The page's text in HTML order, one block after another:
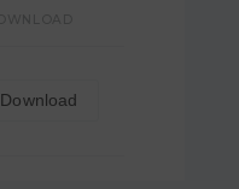
Download